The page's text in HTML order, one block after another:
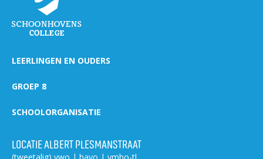
Dyslexie
Wereldburgerschap
NIEUWS
LEERLINGEN EN OUDERS
GROEP 8
SCHOOLORGANISATIE
LOCATIE ALBERT PLESMANSTRAAT